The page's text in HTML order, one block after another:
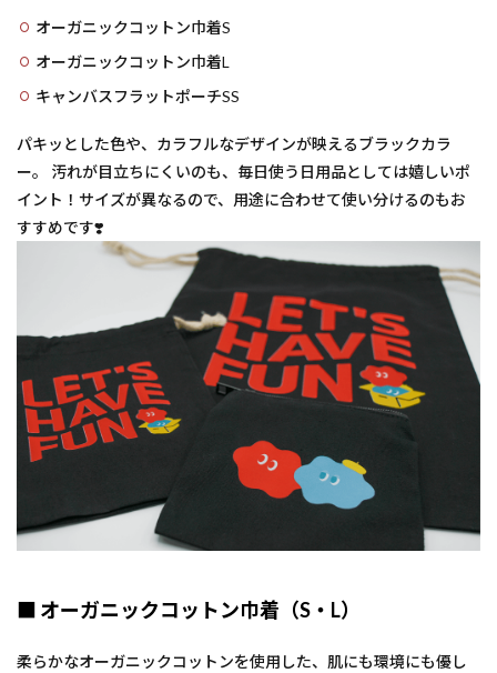
■ オ
ーガ
ニッ
ット
ン巾
（S・
L）
ットポ
（SS）
2
ナチ
ュラ
イト
リン
トが
に🎉
オーガニックコットン巾着S
オーガニックコットン巾着L
キャンバスフラットポーチSS
パキッとした色や、カラフルなデザインが映えるブラックカラ
ー。 汚れが目立ちにくいのも、毎日使う日用品としては嬉しいポ
イント！サイズが異なるので、用途に合わせて使い分けるのもお
すすめです❣️
■ オーガニックコットン巾着（S・L）
柔らかなオーガニックコットンを使用した、肌にも環境にも優し